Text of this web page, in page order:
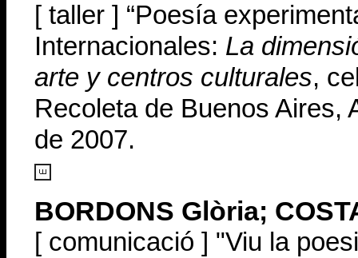
[ taller ] “Poesía
Internacionales: La
arte y centros culturales,
Recoleta de Buenos Aires,
de 2007.
BORDONS Glòria;
[ comunicació ] "Viu la